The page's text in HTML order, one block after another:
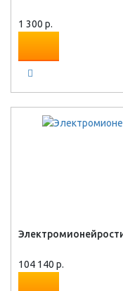
1 300 р.
104 140 р.